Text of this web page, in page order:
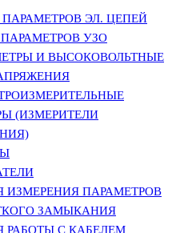
ЭЛ. ЦЕПЕЙ
УЗО
И ВЫСОКОВОЛЬТНЫЕ
(ИЗМЕРИТЕЛИ
ИЗМЕРЕНИЯ ПАРАМЕТРОВ
ЗАМЫКАНИЯ
РАБОТЫ С КАБЕЛЕМ